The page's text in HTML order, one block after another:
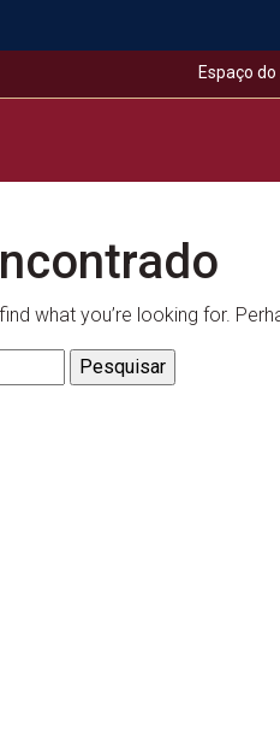
Espaço
what you’re looking for.